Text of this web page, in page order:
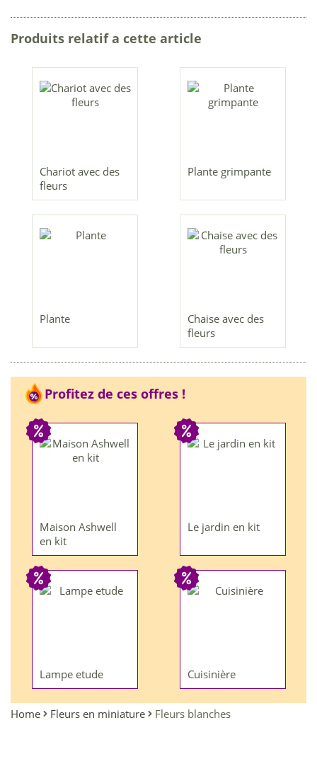
Produits relatif a cette article
Chariot avec des
fleurs
Plante grimpante
Plante
Chaise avec des
fleurs
Profitez de ces offres !
Maison Ashwell
en kit
Le jardin en kit
Lampe etude Cuisinière
Home Fleurs en miniature Fleurs blanches